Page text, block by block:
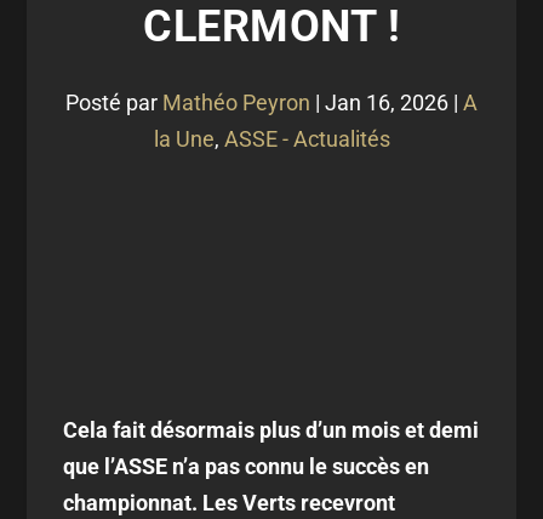
CLERMONT !
Posté par Mathéo Peyron | Jan 16, 2026 | A
la Une, ASSE - Actualités
Cela fait désormais plus d’un mois et demi
que l’ASSE n’a pas connu le succès en
championnat. Les Verts recevront